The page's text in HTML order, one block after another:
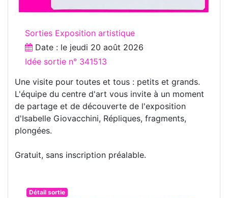
Sorties Exposition artistique
Date : le jeudi 20 août 2026
Idée sortie n° 341513
Une visite pour toutes et tous : petits et grands.
L'équipe du centre d'art vous invite à un moment
de partage et de découverte de l'exposition
d'Isabelle Giovacchini, Répliques, fragments,
plongées.
Gratuit, sans inscription préalable.
Détail sortie